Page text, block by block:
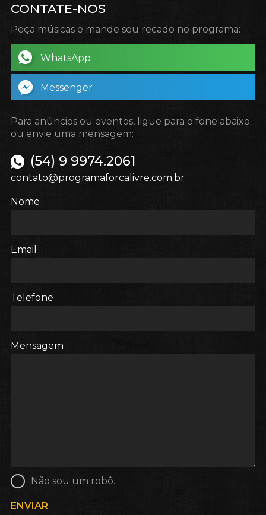
CONTATE-NOS
Peça músicas e mande seu recado no programa:
WhatsApp
Messenger
Para anúncios ou eventos, ligue para o fone abaixo
ou envie uma mensagem:
(54) 9 9974.2061
contato@programaforcalivre.com.br
Nome
Email
Telefone
Mensagem
Não sou um robô.